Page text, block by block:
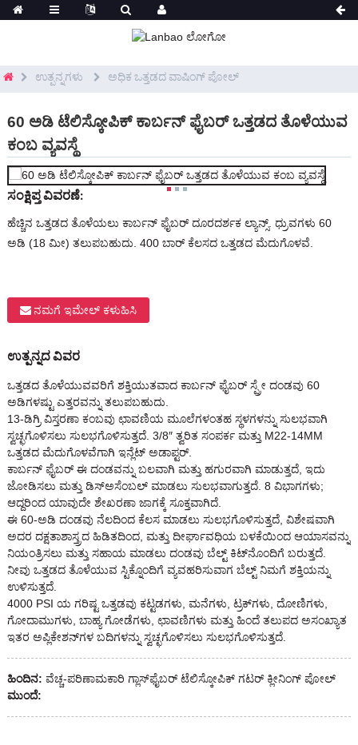
ಉತ್ಪನ್ನಗಳು ಅಧಿಕ ಒತ್ತಡದ ವಾಷಿಂಗ್ ಪೋಲ್
60 ಅಡಿ ಟೆಲಿಸ್ಕೋಪಿಕ್ ಕಾರ್ಬನ್ ಫೈಬರ್ ಒತ್ತಡದ ತೊಳೆಯುವ
ಕಂಬ ವ್ಯವಸ್ಥೆ
ಸಂಕ್ಷಿಪ್ತ ವಿವರಣೆ:
ಹೆಚ್ಚಿನ ಒತ್ತಡದ ತೊಳೆಯಲು ಕಾರ್ಬನ್ ಫೈಬರ್ ದೂರದರ್ಶಕ ಲ್ಯಾನ್ಸ್. ಧ್ರುವಗಳು 60
ಅಡಿ (18 ಮೀ) ತಲುಪಬಹುದು. 400 ಬಾರ್ ಕೆಲಸದ ಒತ್ತಡದ ಮೆದುಗೊಳವೆ.
ನಮಗೆ ಇಮೇಲ್ ಕಳುಹಿಸಿ
ಉತ್ಪನ್ನದ ವಿವರ
ಒತ್ತಡದ ತೊಳೆಯುವವರಿಗೆ ಶಕ್ತಿಯುತವಾದ ಕಾರ್ಬನ್ ಫೈಬರ್ ಸ್ಪ್ರೇ ದಂಡವು 60
ಅಡಿಗಳಷ್ಟು ಎತ್ತರವನ್ನು ತಲುಪಬಹುದು.
13-ಡಿಗ್ರಿ ವಿಸ್ತರಣಾ ಕಂಬವು ಛಾವಣಿಯ ಮೂಲೆಗಳಂತಹ ಸ್ಥಳಗಳನ್ನು ಸುಲಭವಾಗಿ
ಸ್ವಚ್ಛಗೊಳಿಸಲು ಸುಲಭಗೊಳಿಸುತ್ತದೆ. 3/8″ ತ್ವರಿತ ಸಂಪರ್ಕ ಮತ್ತು M22-14MM
ಒತ್ತಡದ ಮೆದುಗೊಳವೆಗಾಗಿ ಇನ್ಲೆಟ್ ಅಡಾಪ್ಟರ್.
ಕಾರ್ಬನ್ ಫೈಬರ್ ಈ ದಂಡವನ್ನು ಬಲವಾಗಿ ಮತ್ತು ಹಗುರವಾಗಿ ಮಾಡುತ್ತದೆ, ಇದು
ಜೋಡಿಸಲು ಮತ್ತು ಡಿಸ್ಅಸೆಂಬಲ್ ಮಾಡಲು ಸುಲಭವಾಗುತ್ತದೆ. 8 ವಿಭಾಗಗಳು;
ಆದ್ದರಿಂದ ಯಾವುದೇ ಶೇಖರಣಾ ಜಾಗಕ್ಕೆ ಸೂಕ್ತವಾಗಿದೆ.
ಈ 60-ಅಡಿ ದಂಡವು ನೆಲದಿಂದ ಕೆಲಸ ಮಾಡಲು ಸುಲಭಗೊಳಿಸುತ್ತದೆ, ವಿಶೇಷವಾಗಿ
ಅದರ ದಕ್ಷತಾಶಾಸ್ತ್ರದ ಹಿಡಿತದಿಂದ, ಮತ್ತು ದೀರ್ಘಾವಧಿಯ ಬಳಕೆಯಿಂದ ಆಯಾಸವನ್ನು
ನಿಯಂತ್ರಿಸಲು ಮತ್ತು ಸಹಾಯ ಮಾಡಲು ದಂಡವು ಬೆಲ್ಟ್ ಕಿಟ್‌ನೊಂದಿಗೆ ಬರುತ್ತದೆ.
ನೀವು ಒತ್ತಡದ ತೊಳೆಯುವ ಸ್ಟಿಕ್ನೊಂದಿಗೆ ವ್ಯವಹರಿಸುವಾಗ ಬೆಲ್ಟ್ ನಿಮಗೆ ಶಕ್ತಿಯನ್ನು
ಉಳಿಸುತ್ತದೆ.
4000 PSI ಯ ಗರಿಷ್ಟ ಒತ್ತಡವು ಕಟ್ಟಡಗಳು, ಮನೆಗಳು, ಟ್ರಕ್‌ಗಳು, ದೋಣಿಗಳು,
ಗೋದಾಮುಗಳು, ಬಾಹ್ಯ ಗೋಡೆಗಳು, ಛಾವಣಿಗಳು ಮತ್ತು ಹಿಂದೆ ತಲುಪದ ಅಸಂಖ್ಯಾತ
ಇತರ ಅಪ್ಲಿಕೇಶನ್‌ಗಳ ಬದಿಗಳನ್ನು ಸ್ವಚ್ಛಗೊಳಿಸಲು ಸುಲಭಗೊಳಿಸುತ್ತದೆ.
ಹಿಂದಿನ: ವೆಚ್ಚ-ಪರಿಣಾಮಕಾರಿ ಗ್ಲಾಸ್‌ಫೈಬರ್ ಟೆಲಿಸ್ಕೋಪಿಕ್ ಗಟರ್ ಕ್ಲೀನಿಂಗ್ ಪೋಲ್
ಮುಂದೆ: